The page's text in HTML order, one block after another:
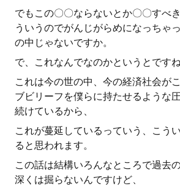
でもこの〇〇ならないとか〇〇すべ
ういうのでがんじがらめになっちゃ
の中じゃないですか。
で、これなんでなのかというとですね
これは今の世の中、今の経済社会が
ブビリーフを僕らに持たせるような
続けているから、
これが蔓延しているっていう、こう
ると思われます。
この話は結構いろんなところで過去
深くは掘らないんですけど、